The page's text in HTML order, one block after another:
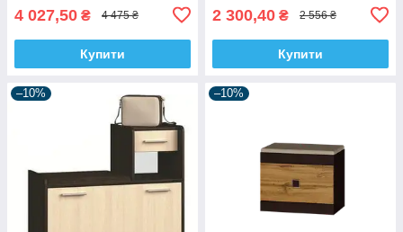
4 027,50 ₴ 4 475 ₴
Купити
2 300,40 ₴ 2 556 ₴
Купити
–10% –10%